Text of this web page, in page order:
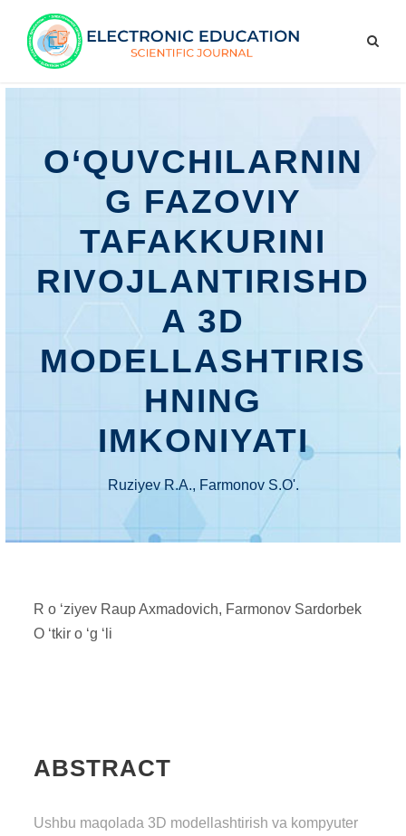
O‘QUVCHILARNIN
G FAZOVIY
TAFAKKURINI
RIVOJLANTIRISHD
A 3D
MODELLASHTIRIS
HNING
IMKONIYATI
Ruziyev R.A., Farmonov S.O'.
R o ‘ziyev Raup Axmadovich, Farmonov Sardorbek
O ‘tkir o ‘g ‘li
ABSTRACT
Ushbu maqolada 3D modellashtirish va kompyuter